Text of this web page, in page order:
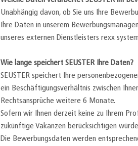
Unabhängig davon, ob Sie uns Ihre
Ihre Daten in unserem
unseres externen Dienstleisters rexx
Wie lange speichert SEUSTER Ihre Daten?
SEUSTER speichert Ihre
ein Beschäftigungsverhältnis zwischen
Rechtsansprüche weitere 6 Monate.
Sofern wir Ihnen derzeit keine zu Ihrem
zukünftige Vakanzen berücksichtigen
Die Bewerbungsdaten werden